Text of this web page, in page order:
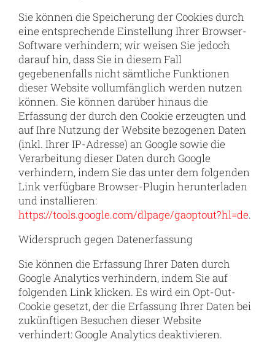
Sie können die Speicherung der Cookies durch
eine entsprechende Einstellung Ihrer Browser-
Software verhindern; wir weisen Sie jedoch
darauf hin, dass Sie in diesem Fall
gegebenenfalls nicht sämtliche Funktionen
dieser Website vollumfänglich werden nutzen
können. Sie können darüber hinaus die
Erfassung der durch den Cookie erzeugten und
auf Ihre Nutzung der Website bezogenen Daten
(inkl. Ihrer IP-Adresse) an Google sowie die
Verarbeitung dieser Daten durch Google
verhindern, indem Sie das unter dem folgenden
Link verfügbare Browser-Plugin herunterladen
und installieren:
https://tools.google.com/dlpage/gaoptout?hl=de.
Widerspruch gegen Datenerfassung
Sie können die Erfassung Ihrer Daten durch
Google Analytics verhindern, indem Sie auf
folgenden Link klicken. Es wird ein Opt-Out-
Cookie gesetzt, der die Erfassung Ihrer Daten bei
zukünftigen Besuchen dieser Website
verhindert: Google Analytics deaktivieren.